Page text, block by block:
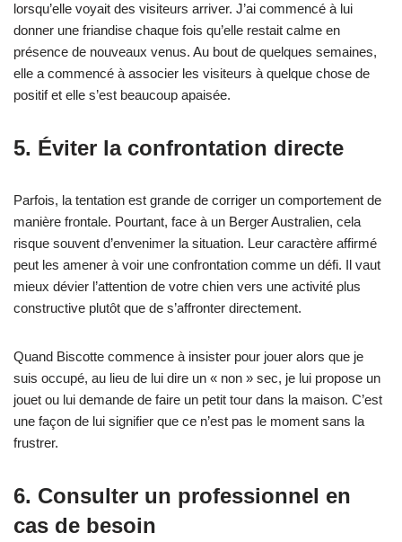
lorsqu’elle voyait des visiteurs arriver. J’ai commencé à lui
donner une friandise chaque fois qu’elle restait calme en
présence de nouveaux venus. Au bout de quelques semaines,
elle a commencé à associer les visiteurs à quelque chose de
positif et elle s’est beaucoup apaisée.
5. Éviter la confrontation directe
Parfois, la tentation est grande de corriger un comportement de
manière frontale. Pourtant, face à un Berger Australien, cela
risque souvent d’envenimer la situation. Leur caractère affirmé
peut les amener à voir une confrontation comme un défi. Il vaut
mieux dévier l’attention de votre chien vers une activité plus
constructive plutôt que de s’affronter directement.
Quand Biscotte commence à insister pour jouer alors que je
suis occupé, au lieu de lui dire un « non » sec, je lui propose un
jouet ou lui demande de faire un petit tour dans la maison. C’est
une façon de lui signifier que ce n’est pas le moment sans la
frustrer.
6. Consulter un professionnel en
cas de besoin